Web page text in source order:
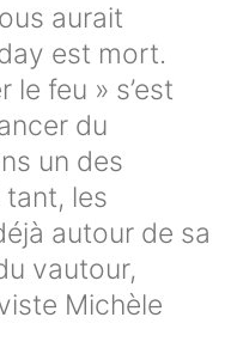
aurait
est mort.
le feu » s’est
du
un des
tant, les
autour de sa
vautour,
Michèle